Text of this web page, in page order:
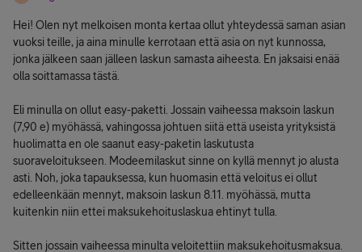
Hei! Olen nyt melkoisen monta kertaa ollut yhteydessä saman asian
vuoksi teille, ja aina minulle kerrotaan että asia on nyt kunnossa,
jonka jälkeen saan jälleen laskun samasta aiheesta. En jaksaisi enää
olla soittamassa tästä.
Eli minulla on ollut easy-paketti. Jossain vaiheessa maksoin laskun
(7,90 e) myöhässä, vahingossa johtuen siitä että useista yrityksistä
huolimatta en ole saanut easy-paketin laskutusta
suoraveloitukseen. Modeemilaskut sinne on kyllä mennyt jo alusta
asti. Noh, joka tapauksessa, kun huomasin että veloitus ei ollut
edelleenkään mennyt, maksoin laskun 8.11. myöhässä, mutta
kuitenkin niin ettei maksukehoituslaskua ehtinyt tulla.
Sitten jossain vaiheessa minulta veloitettiin maksukehoitusmaksua.